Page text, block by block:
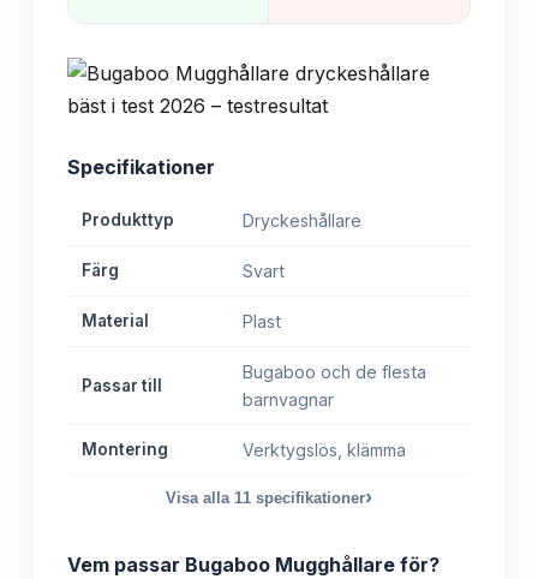
Specifikationer
Produkttyp Dryckeshållare
Färg Svart
Material Plast
Passar till
Bugaboo och de flesta
barnvagnar
Montering Verktygslös, klämma
Visa alla 11 specifikationer›
Vem passar Bugaboo Mugghållare för?